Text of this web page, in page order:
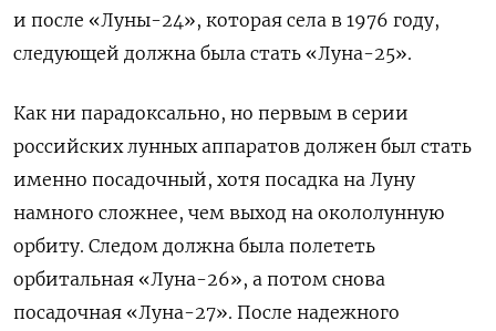
и после «Луны-24», которая села в 1976 году,
следующей должна была стать «Луна-25».
Как ни парадоксально, но первым в серии
российских лунных аппаратов должен был стать
именно посадочный, хотя посадка на Луну
намного сложнее, чем выход на окололунную
орбиту. Следом должна была полететь
орбитальная «Луна-26», а потом снова
посадочная «Луна-27». После надежного